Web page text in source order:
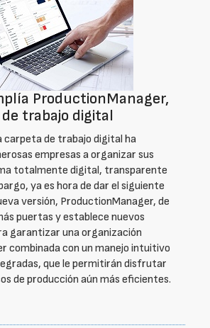
ProductionManager,
trabajo digital
carpeta de trabajo digital ha
empresas a organizar sus
totalmente digital, transparente
ya es hora de dar el siguiente
versión, ProductionManager, de
puertas y establece nuevos
garantizar una organización
combinada con un manejo intuitivo
que le permitirán disfrutar
de producción aún más eficientes.